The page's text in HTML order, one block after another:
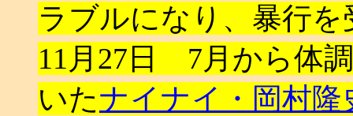
ラブルになり、暴行
11月27日 7月から体
いたナイナイ・岡村隆